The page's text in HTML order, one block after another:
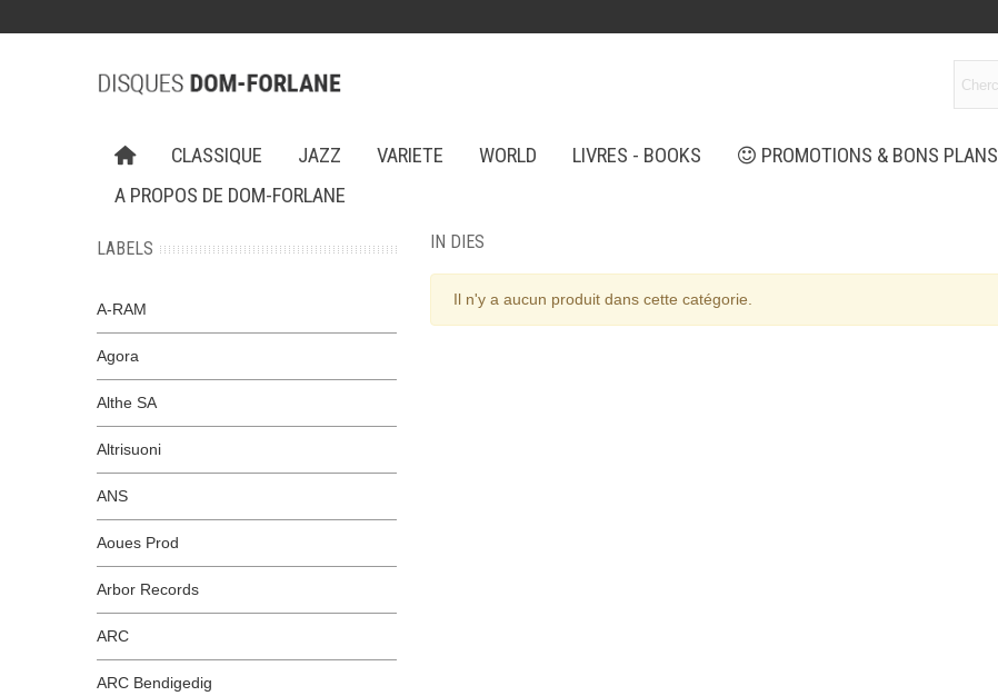
CLASSIQUE JAZZ VARIETE WORLD LIVRES - BOOKS PROMOTIONS & BONS PLANS
A PROPOS DE DOM-FORLANE
LABELS
A-RAM
Agora
Althe SA
Altrisuoni
ANS
Aoues Prod
Arbor Records
ARC
ARC Bendigedig
IN DIES
Il n'y a aucun produit dans cette catégorie.